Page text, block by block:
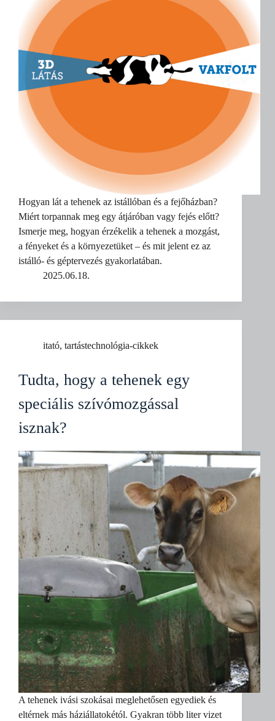
Hogyan lát a tehenek az istállóban és a fejőházban?
Miért torpannak meg egy átjáróban vagy fejés előtt?
Ismerje meg, hogyan érzékelik a tehenek a mozgást,
a fényeket és a környezetüket – és mit jelent ez az
istálló- és géptervezés gyakorlatában.
2025.06.18.
itató, tartástechnológia-cikkek
Tudta, hogy a tehenek egy
speciális szívómozgással
isznak?
A tehenek ivási szokásai meglehetősen egyediek és
eltérnek más háziállatokétól. Gyakran több liter vizet